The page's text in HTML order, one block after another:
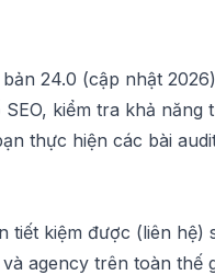
24.0 (cập nhật
kiểm tra khả năng
thực hiện các bài
kiệm được (liên hệ)
agency trên toàn thế